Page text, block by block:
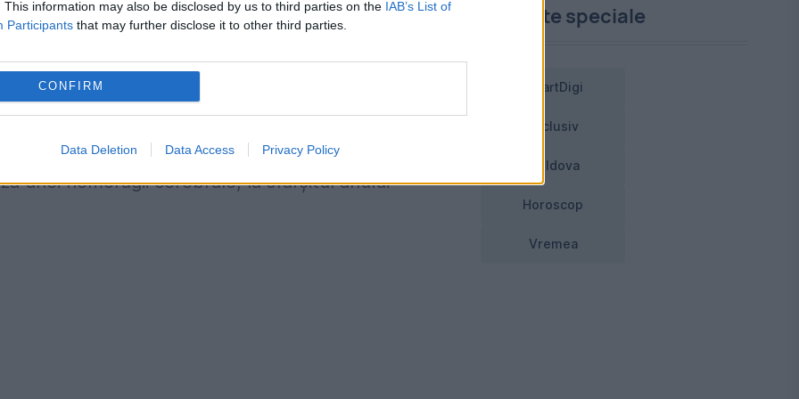
This information may also be disclosed by us to third parties on the IAB’s List of
Participants that may further disclose it to other third parties.
CONFIRM
Data Deletion Data Access Privacy Policy
cu 100% dintre creditorii noştri, în mod legal,
sau şantaj", a afirmat ea în cursul unui
2007 şi realeasă în 2011. În timpul celui de-al
din pricina problemelor de sănătate.
unei hemoragii cerebrale, la sfârşitul anului
Proiecte speciale
SmartDigi
Exclusiv
Moldova
Horoscop
Vremea